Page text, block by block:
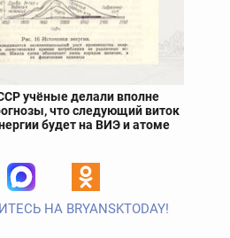
учёные делали вполне
что следующий виток
будет на ВИЭ и атоме
НА BRYANSKTODAY!